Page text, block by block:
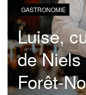
GASTRONOMIE
Luise,
de
Forêt-